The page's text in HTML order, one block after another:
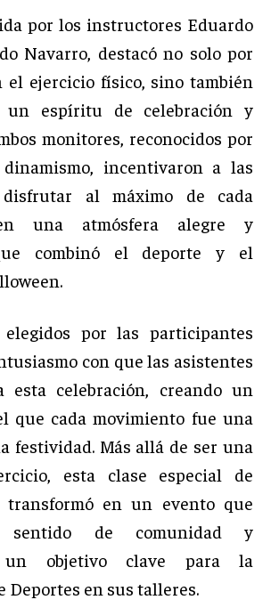
por los instructores Eduardo
Navarro, destacó no solo por
el ejercicio físico, sino también
un espíritu de celebración y
monitores, reconocidos por
incentivaron a las
al máximo de cada
una atmósfera alegre y
combinó el deporte y el
elegidos por las participantes
con que las asistentes
esta celebración, creando un
que cada movimiento fue una
festividad. Más allá de ser una
esta clase especial de
transformó en un evento que
sentido de comunidad y
un objetivo clave para la
Deportes en sus talleres.